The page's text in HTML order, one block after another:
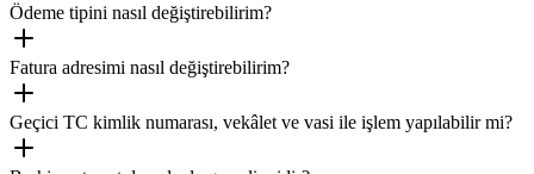
Ödeme tipini nasıl değiştirebilirim?
Fatura adresimi nasıl değiştirebilirim?
Geçici TC kimlik numarası, vekâlet ve vasi ile işlem yapılabilir mi?